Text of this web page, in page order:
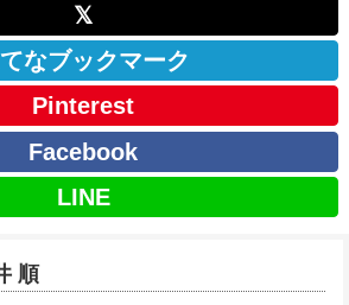
𝕏
なブックマーク
Pinterest
Facebook
LINE
順